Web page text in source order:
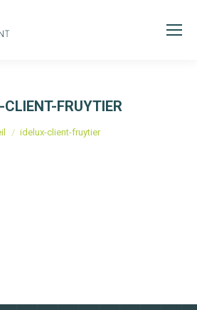
CLIENT-FRUYTIER
ici :
idelux-client-fruytier